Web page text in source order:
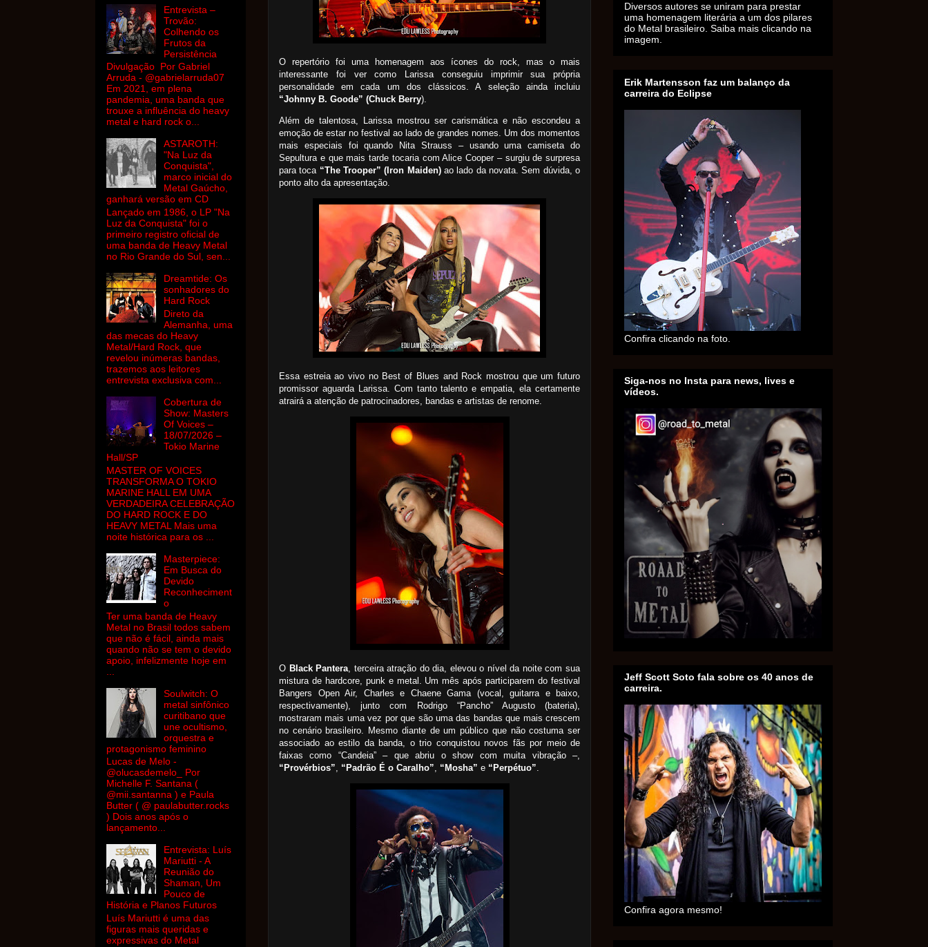
O repertório foi uma homenagem aos ícones do rock, mas o mais
interessante foi ver como Larissa conseguiu imprimir sua própria
personalidade em cada um dos clássicos. A seleção ainda incluiu
“Johnny B. Goode” (Chuck Berry).
Além de talentosa, Larissa mostrou ser carismática e não escondeu a
emoção de estar no festival ao lado de grandes nomes. Um dos momentos
mais especiais foi quando Nita Strauss – usando uma camiseta do
Sepultura e que mais tarde tocaria com Alice Cooper – surgiu de surpresa
para toca “The Trooper” (Iron Maiden)ao lado da novata. Sem dúvida, o
ponto alto da apresentação.
Essa estreia ao vivo no Best of Blues and Rock mostrou que um futuro
promissor aguarda Larissa. Com tanto talento e empatia, ela certamente
atrairá a atenção de patrocinadores, bandas e artistas de renome.
O Black Pantera , terceira atração do dia, elevou o nível da noite com sua
mistura de hardcore, punk e metal. Um mês após participarem do festival
Bangers Open Air, Charles e Chaene Gama (vocal, guitarra e baixo,
respectivamente), junto com Rodrigo “Pancho” Augusto (bateria),
mostraram mais uma vez por que são uma das bandas que mais crescem
no cenário brasileiro. Mesmo diante de um público que não costuma ser
associado ao estilo da banda, o trio conquistou novos fãs por meio de
faixas como “Candeia” – que abriu o show com muita vibração –,
“Provérbios”
“Padrão É o Caralho” “Mosha” e “Perpétuo”
Entrevista –
Trovão:
Colhendo os
Frutos da
Persistência
Divulgação Por Gabriel
Arruda - @gabrielarruda07
Em 2021, em plena
pandemia, uma banda que
trouxe a influência do heavy
metal e hard rock o...
ASTAROTH:
"Na Luz da
Conquista",
marco inicial do
Metal Gaúcho,
ganhará versão em CD
Lançado em 1986, o LP "Na
Luz da Conquista" foi o
primeiro registro oficial de
uma banda de Heavy Metal
no Rio Grande do Sul, sen...
Dreamtide: Os
sonhadores do
Hard Rock
Direto da
Alemanha, uma
das mecas do Heavy
Metal/Hard Rock, que
revelou inúmeras bandas,
trazemos aos leitores
entrevista exclusiva com...
Cobertura de
Show: Masters
Of Voices –
18/07/2026 –
Tokio Marine
Hall/SP
MASTER OF VOICES
TRANSFORMA O TOKIO
MARINE HALL EM UMA
VERDADEIRA CELEBRAÇÃO
DO HARD ROCK E DO
HEAVY METAL Mais uma
noite histórica para os ...
Masterpiece:
Em Busca do
Devido
Reconheciment
o
Ter uma banda de Heavy
Metal no Brasil todos sabem
que não é fácil, ainda mais
quando não se tem o devido
apoio, infelizmente hoje em
Soulwitch: O
metal sinfônico
curitibano que
une ocultismo,
orquestra e
protagonismo feminino
Lucas de Melo -
@olucasdemelo_ Por
Michelle F. Santana (
@mii.santanna ) e Paula
Butter ( @ paulabutter.rocks
) Dois anos após o
lançamento...
Entrevista: Luís
Mariutti - A
Reunião do
Shaman, Um
Pouco de
História e Planos Futuros
Luís Mariutti é uma das
figuras mais queridas e
expressivas do Metal
Diversos autores se uniram para prestar
uma homenagem literária a um dos pilares
do Metal brasileiro. Saiba mais clicando na
imagem.
Erik Martensson faz um balanço da
carreira do Eclipse
Confira clicando na foto.
Siga-nos no Insta para news, lives e
vídeos.
Jeff Scott Soto fala sobre os 40 anos de
carreira.
Confira agora mesmo!